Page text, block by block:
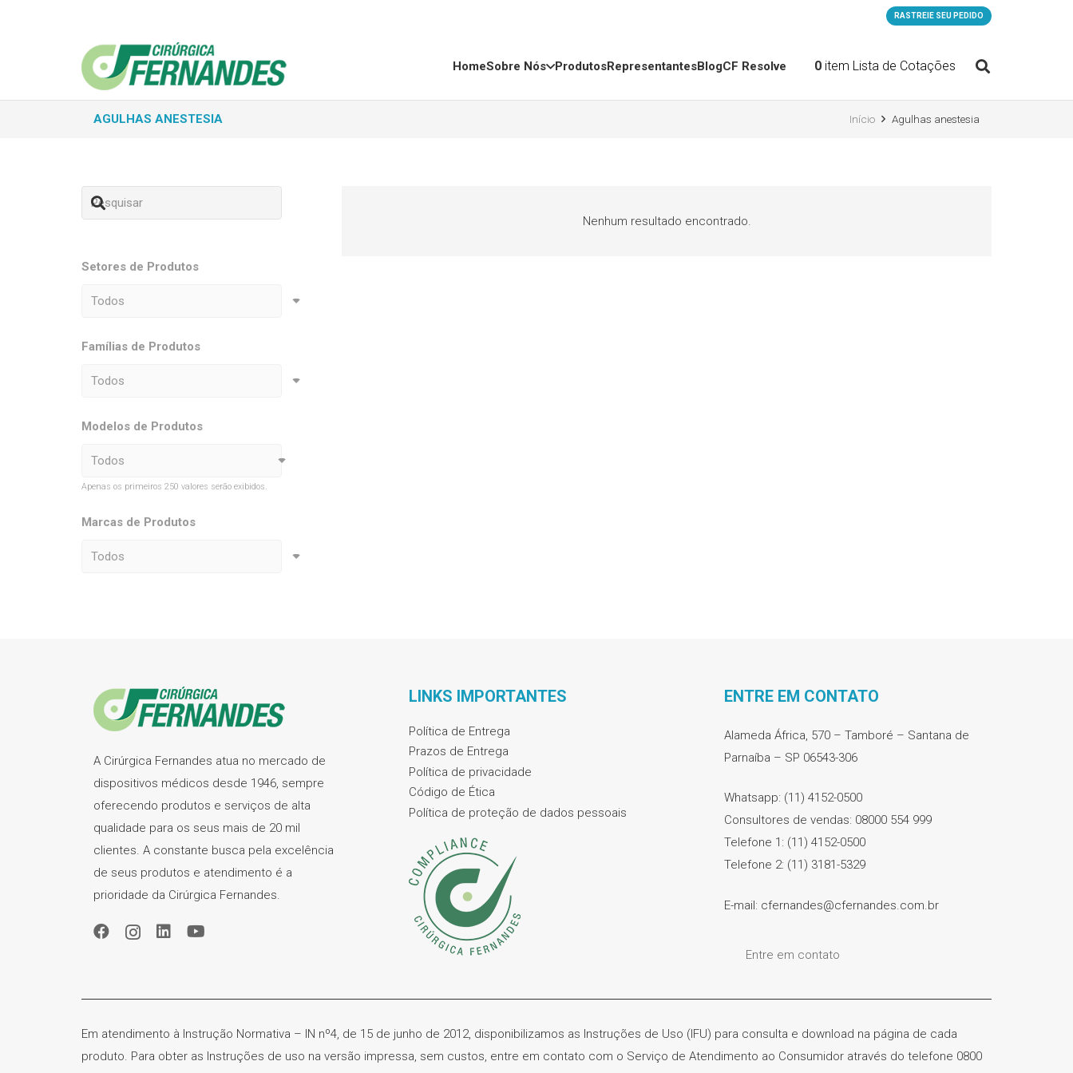
RASTREIE SEU PEDIDO
HomeSobre Nós ProdutosRepresentantesBlogCF Resolve 0 item Lista de Cotações
AGULHAS ANESTESIA Início Agulhas anestesia
Setores de Produtos
Famílias de Produtos
Modelos de Produtos
Apenas os primeiros 250 valores serão exibidos.
Marcas de Produtos
Nenhum resultado encontrado.
A Cirúrgica Fernandes atua no mercado de
dispositivos médicos desde 1946, sempre
oferecendo produtos e serviços de alta
qualidade para os seus mais de 20 mil
clientes. A constante busca pela excelência
de seus produtos e atendimento é a
prioridade da Cirúrgica Fernandes.
LINKS IMPORTANTES
Política de Entrega
Prazos de Entrega
Política de privacidade
Código de Ética
Política de proteção de dados pessoais
ENTRE EM CONTATO
Alameda África, 570 – Tamboré – Santana de
Parnaíba – SP 06543-306
Whatsapp: (11) 4152-0500
Consultores de vendas: 08000 554 999
Telefone 1: (11) 4152-0500
Telefone 2: (11) 3181-5329
E-mail: cfernandes@cfernandes.com.br
Entre em contato
Em atendimento à Instrução Normativa – IN nº4, de 15 de junho de 2012, disponibilizamos as Instruções de Uso (IFU) para consulta e download na página de cada
produto. Para obter as Instruções de uso na versão impressa, sem custos, entre em contato com o Serviço de Atendimento ao Consumidor através do telefone 0800